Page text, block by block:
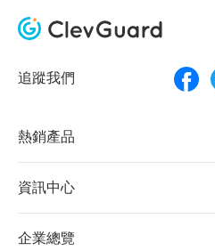
追蹤我們
熱銷產品
資訊中心
企業總覽